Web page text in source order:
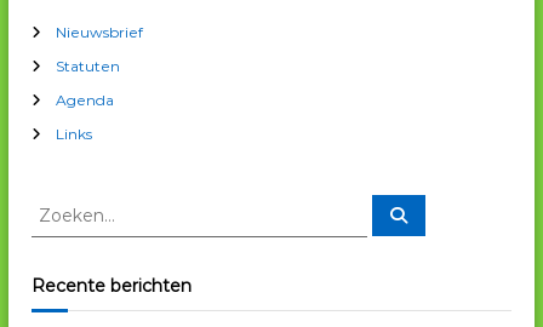
i
c
h
n
a
Nieuwsbrief
Statuten
Agenda
Links
Z
k
e
Z
Recente berichten